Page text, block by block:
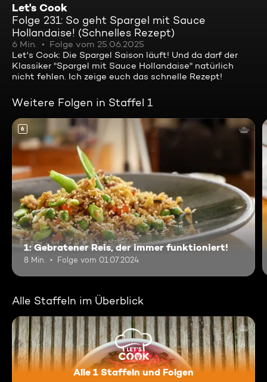
Let's Cook
Folge 231: So geht Spargel mit Sauce
Hollandaise! (Schnelles Rezept)
6 Min.
Folge vom 25.06.2025
Let's Cook: Die Spargel Saison läuft! Und da darf der
Klassiker "Spargel mit Sauce Hollandaise" natürlich
nicht fehlen. Ich zeige euch das schnelle Rezept!
Weitere Folgen in Staffel 1
6
1: Gebratener Reis, der immer funktioniert!
8 Min. Folge vom 01.07.2024
Alle Staffeln im Überblick
Alle 1 Staffeln und Folgen